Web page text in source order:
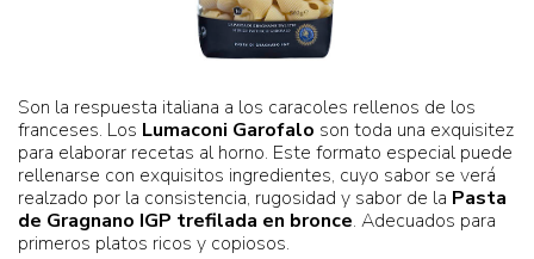
Son la respuesta italiana a los caracoles rellenos de los
franceses. Los Lumaconi Garofalo son toda una exquisitez
para elaborar recetas al horno. Este formato especial puede
rellenarse con exquisitos ingredientes, cuyo sabor se verá
realzado por la consistencia, rugosidad y sabor de la Pasta
de Gragnano IGP trefilada en bronce. Adecuados para
primeros platos ricos y copiosos.